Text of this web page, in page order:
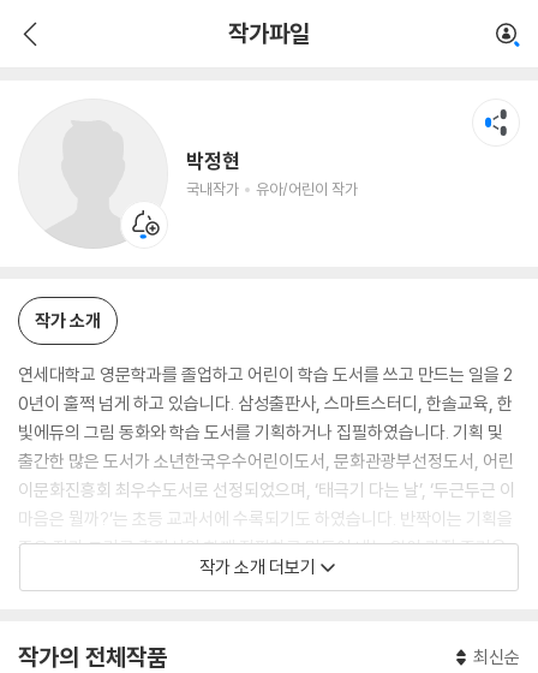
작가파일
박정현
국내작가 유아/어린이 작가
유아/어린이 작가
작가 소개
연세대학교 영문학과를 졸업하고 어린이 학습 도서를 쓰고 만드는 일을 2
0년이 훌쩍 넘게 하고 있습니다. 삼성출판사, 스마트스터디, 한솔교육, 한
빛에듀의 그림 동화와 학습 도서를 기획하거나 집필하였습니다. 기획 및
출간한 많은 도서가 소년한국우수어린이도서, 문화관광부선정도서, 어린
이문화진흥회 최우수도서로 선정되었으며, ‘태극기 다는 날’, ‘두근두근 이
마음은 뭘까?’는 초등 교과서에 수록되기도 하였습니다. 반짝이는 기획을
좋은 작가 그리고 출판사와 함께 집필하고 만들어 내는 일이 가장 즐거운
작가 소개 더보기
작가의 전체작품 최신순